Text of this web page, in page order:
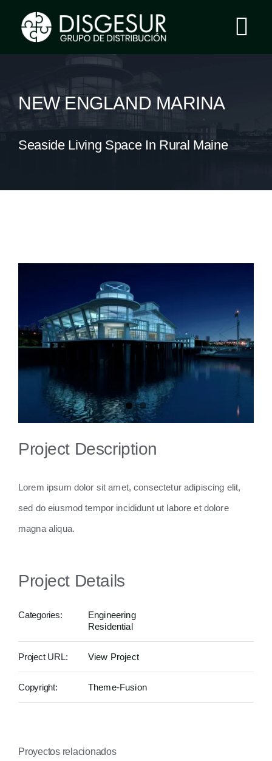
Grupo Disgesur
Servicios
Área Clientes
NEW ENGLAND MARINA
Seaside Living Space In Rural Maine
Project Description
Lorem ipsum dolor sit amet, consectetur adipiscing elit,
sed do eiusmod tempor incididunt ut labore et dolore
magna aliqua.
Project Details
Categories:
Engineering
Residential
Project URL: View Project
Copyright: Theme-Fusion
Proyectos relacionados